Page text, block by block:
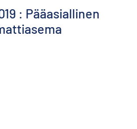
: Pääasiallinen